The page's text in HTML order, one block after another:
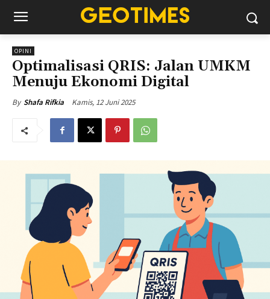
OPINI
Optimalisasi QRIS: Jalan UMKM
Menuju Ekonomi Digital
By Shafa Rifkia Kamis, 12 Juni 2025